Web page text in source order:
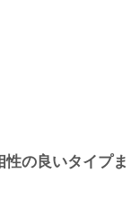
の良いタイプま